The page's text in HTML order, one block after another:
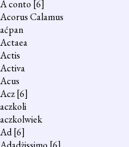
A conto [6]
Acorus Calamus
aćpan
Actaea
Actis
Activa
Acus
Acz[6]
aczkoli
aczkolwiek
Ad[6]